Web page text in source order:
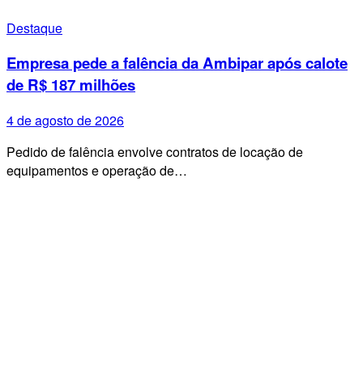
Destaque
Empresa pede a falência da Ambipar após calote
de R$ 187 milhões
4 de agosto de 2026
Pedido de falência envolve contratos de locação de
equipamentos e operação de…